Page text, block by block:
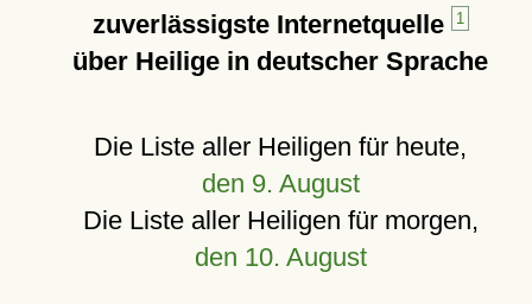
zuverlässigste Internetquelle
1
über Heilige in deutscher Sprache
Die Liste aller Heiligen für heute,
den 9. August
Die Liste aller Heiligen für morgen,
den 10. August